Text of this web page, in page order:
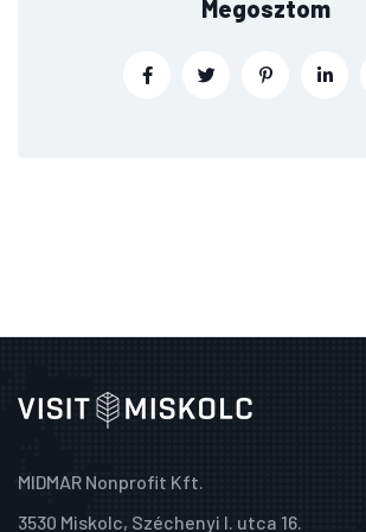
Megosztom
MIDMAR Nonprofit Kft.
3530 Miskolc, Széchenyi I. utca 16.